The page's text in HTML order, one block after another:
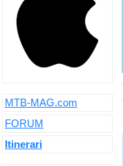
MTB-MAG.com
FORUM
Itinerari